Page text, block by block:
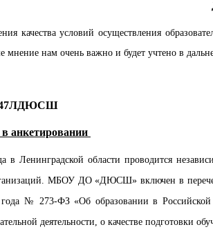
качества условий осуществления
мнение нам очень важно и будет учтено в
анкетировании
Ленинградской области проводится
МБОУ ДО «ДЮСШ» включен в
№ 273-ФЗ «Об образовании в Российской
деятельности, о качестве подготовки